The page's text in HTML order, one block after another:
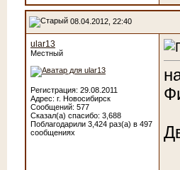
08.04.2012, 22:40
ular13
Местный
Регистрация: 29.08.2011
Адрес: г. Новосибирск
Сообщений: 577
Сказал(а) спасибо: 3,688
Поблагодарили 3,424 раз(а) в 497
сообщениях